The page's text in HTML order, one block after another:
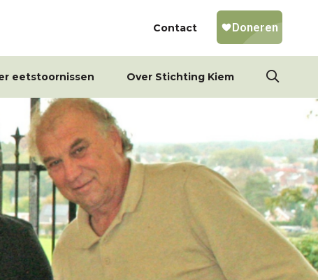
Contact
eetstoornissen Over Stichting Kiem